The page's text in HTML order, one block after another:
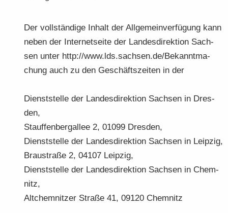
Der voll­stän­di­ge In­halt der All­ge­mein­ver­fü­gung kann
neben der In­ter­net­sei­te der Lan­des­di­rek­ti­on Sach­
sen unter http://www.lds.sach­sen.de/Be­kannt­ma­
chung auch zu den Ge­schäfts­zei­ten in der
Dienst­stel­le der Lan­des­di­rek­ti­on Sach­sen in Dres­
den,
Stauf­fen­berg­al­lee 2, 01099 Dres­den,
Dienst­stel­le der Lan­des­di­rek­ti­on Sach­sen in Leip­zig,
Brau­stra­ße 2, 04107 Leip­zig,
Dienst­stel­le der Lan­des­di­rek­ti­on Sach­sen in Chem­
nitz,
Alt­chem­nit­zer Stra­ße 41, 09120 Chem­nitz